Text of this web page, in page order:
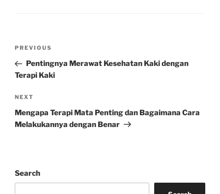
Previous
Post
PREVIOUS
Pentingnya Merawat Kesehatan Kaki dengan
Terapi Kaki
Next
Post
NEXT
Mengapa Terapi Mata Penting dan Bagaimana Cara
Melakukannya dengan Benar
Search